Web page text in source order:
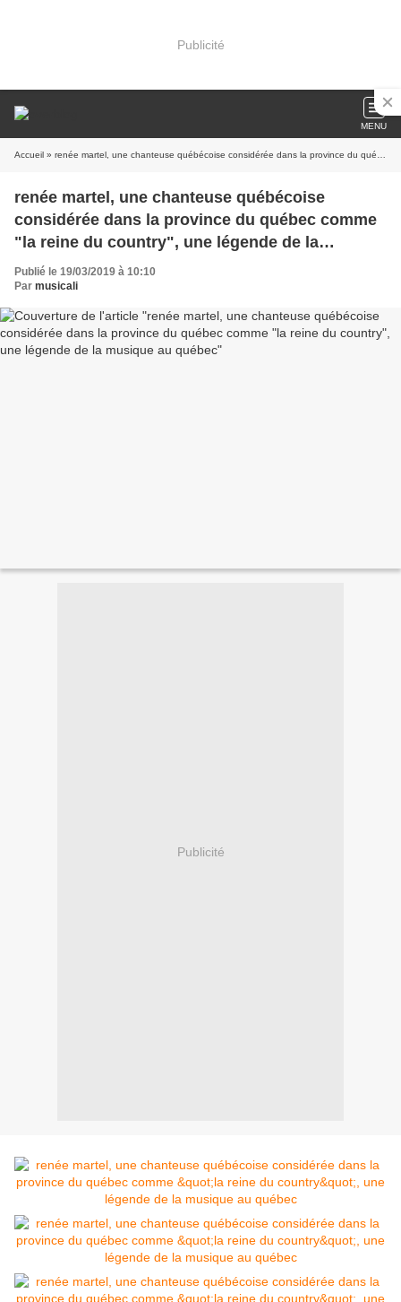
Publicité
MENU
Accueil » renée martel, une chanteuse québécoise considérée dans la province du québec comme "la reine du country", une légende de la musique au québec
renée martel, une chanteuse québécoise
considérée dans la province du québec comme
"la reine du country", une légende de la
musique au québec
Publié le 19/03/2019 à 10:10
Par musicali
Publicité